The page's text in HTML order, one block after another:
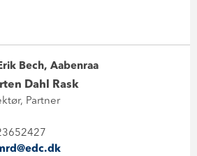
Bech, Aabenraa
Dahl Rask
Partner